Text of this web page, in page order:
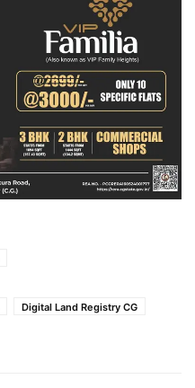
Digital Land Registry CG